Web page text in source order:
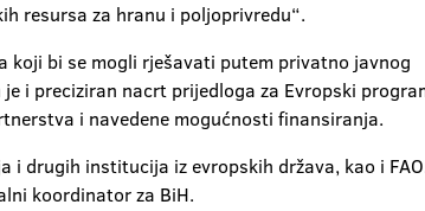
resursa za hranu i poljoprivredu“.
koji bi se mogli rješavati putem privatno javnog
i preciziran nacrt prijedloga za Evropski
i navedene mogućnosti finansiranja.
drugih institucija iz evropskih država, kao i
koordinator za BiH.